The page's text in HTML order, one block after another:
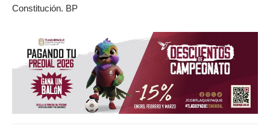
Constitución. BP